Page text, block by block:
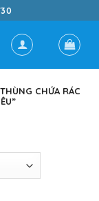
CHỨA RÁC